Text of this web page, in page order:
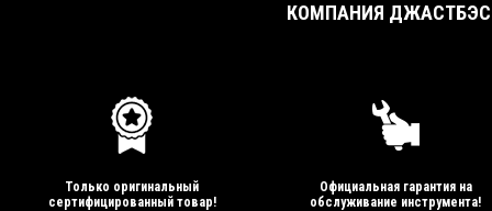
КОМПАНИЯ
Только оригинальный
сертифицированный товар!
Официальная гарантия на
обслуживание инструмента!